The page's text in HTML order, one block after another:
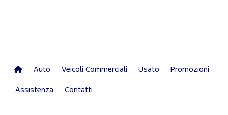
Auto Veicoli Commerciali Usato Promozioni
Assistenza Contatti